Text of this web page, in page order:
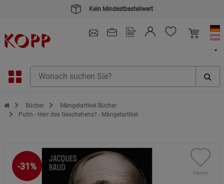
Kein Mindestbestellwert
Zur Startseite des Kopp Verlag Online-Shop
Bücher
Mängelartikel Bücher
Putin - Herr des Geschehens? - Mängelartikel
-31%
Merken